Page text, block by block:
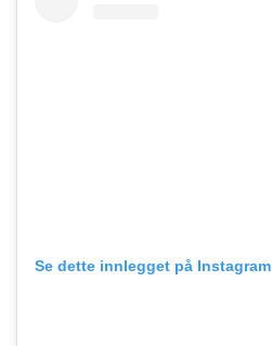
Se dette innlegget på Instagram